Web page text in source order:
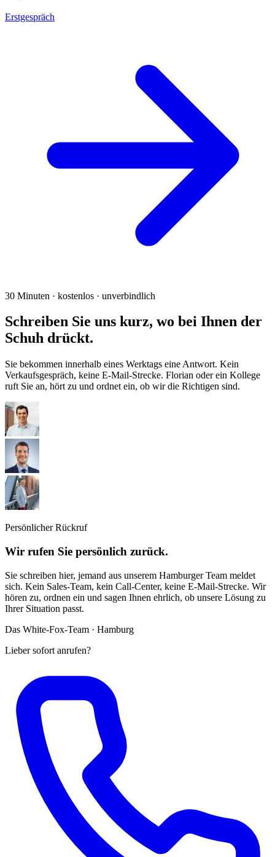
Erstgespräch
30 Minuten · kostenlos · unverbindlich
Schreiben Sie uns kurz, wo bei Ihnen der
Schuh drückt.
Sie bekommen innerhalb eines Werk­tags eine Antwort. Kein
Verkaufs­gespräch, keine E-Mail-Strecke. Florian oder ein Kollege
ruft Sie an, hört zu und ordnet ein, ob wir die Richtigen sind.
Persönlicher Rückruf
Wir rufen Sie persönlich zurück.
Sie schreiben hier, jemand aus unserem Hamburger Team meldet
sich. Kein Sales-Team, kein Call-Center, keine E-Mail-Strecke. Wir
hören zu, ordnen ein und sagen Ihnen ehrlich, ob unsere Lösung zu
Ihrer Situation passt.
Das White-Fox-Team · Hamburg
Lieber sofort anrufen?